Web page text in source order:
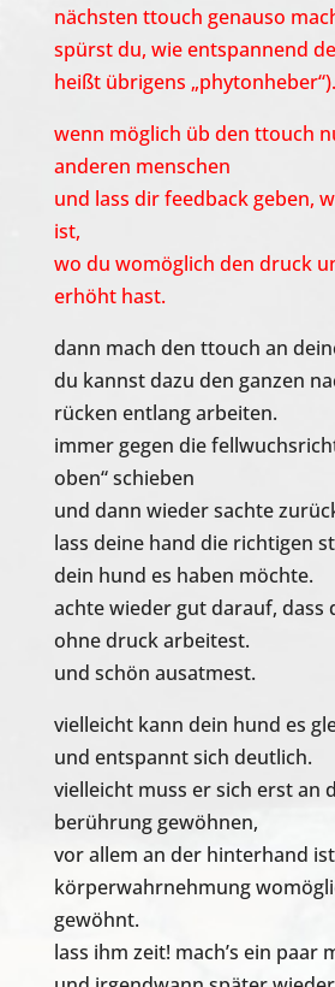
nächsten ttouch genauso
spürst du, wie entspannend
heißt übrigens „phytonheber“).
wenn möglich üb den ttouch
anderen menschen
und lass dir feedback geben,
ist,
wo du womöglich den druck
erhöht hast.
dann mach den ttouch an
du kannst dazu den ganzen
rücken entlang arbeiten.
immer gegen die
oben“ schieben
und dann wieder sachte
lass deine hand die richtigen
dein hund es haben möchte.
achte wieder gut darauf, dass
ohne druck arbeitest.
und schön ausatmest.
vielleicht kann dein hund es
und entspannt sich deutlich.
vielleicht muss er sich erst an
berührung gewöhnen,
vor allem an der hinterhand
körperwahrnehmung
gewöhnt.
lass ihm zeit! mach’s ein paar